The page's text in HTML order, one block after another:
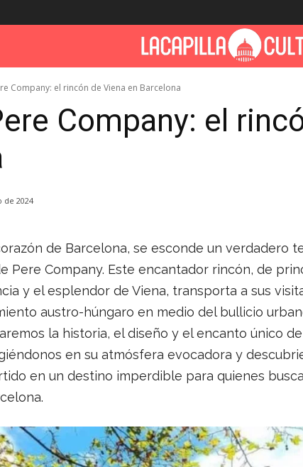
Company: el rincón de Viena en Barcelona
Company: el
de 2024
de Barcelona, ​​se esconde un verdadero
Pere Company. Este encantador rincón, de
y el esplendor de Viena, transporta a sus
austro-húngaro en medio del bullicio
la historia, el diseño y el encanto único
en su atmósfera evocadora y
en un destino imperdible para quienes